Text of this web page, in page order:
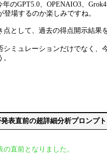
年のGPT5.0、OPENAIO3、
場するのか楽しみですね。
点として、過去の得点開示結果
シミュレーションだけでなく
表直前の超詳細分析プロンプ
直前となりました。